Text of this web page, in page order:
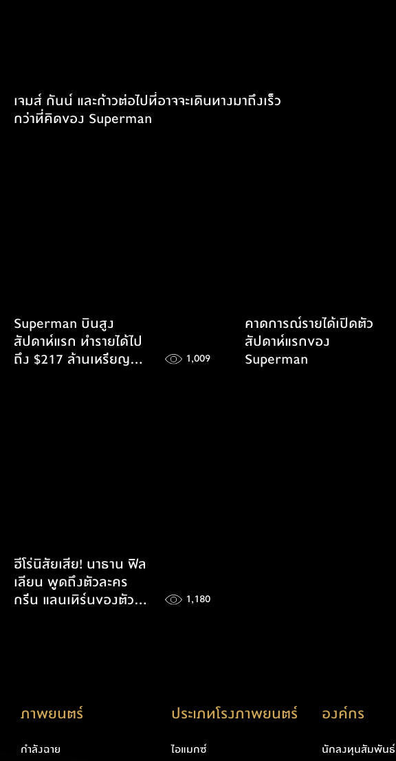
เจมส์ กันน์ และก้าวต่อไปที่อาจจะเดินทางมาถึงเร็ว
กว่าที่คิดของ Superman
Superman บินสูง
สัปดาห์แรก ทำรายได้ไป
ถึง $217 ล้านเหรียญ
1,009
คาดการณ์รายได้เปิดตัว
สัปดาห์แรกของ
Superman
ฮีโร่นิสัยเสีย! นาธาน ฟิล
เลียน พูดถึงตัวละคร
กรีน แลนเทิร์นของตัว
1,180
ภาพยนตร์
กำลังฉาย
ประเภทโรงภาพยนตร์
ไอแมกซ์
องค์กร
นักลงทุนสัมพันธ์